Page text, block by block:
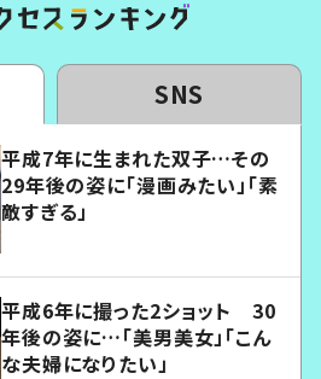
SNS
平成7年に生まれた双子…その
29年後の姿に「漫画みたい」「素
敵すぎる」
平成6年に撮った2ショット 30
年後の姿に…「美男美女」「こん
な夫婦になりたい」